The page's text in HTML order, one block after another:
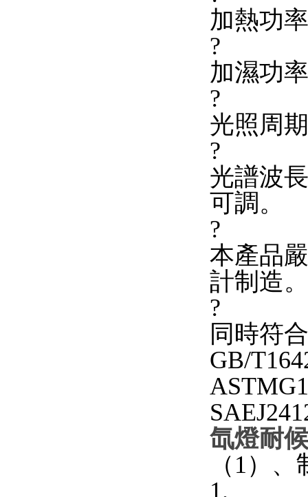
加熱功
?
加濕功
?
光照周
?
光譜波
可調。
?
本產品
計制造。
?
同時符
GB/
氙燈耐
（1）
1.